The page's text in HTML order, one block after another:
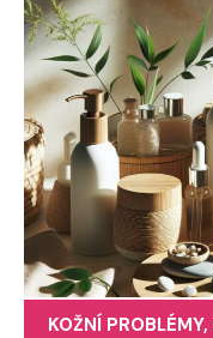
KOŽNÍ PROBLÉMY,